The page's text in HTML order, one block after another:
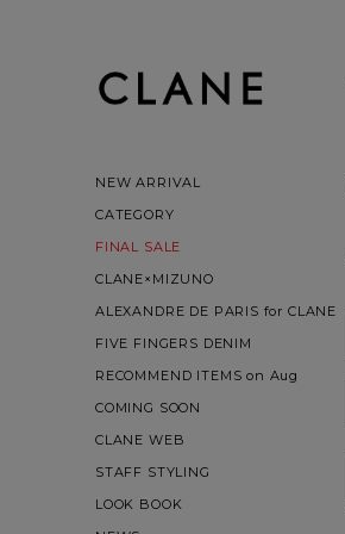
NEW ARRIVAL
CATEGORY
FINAL SALE
CLANE×MIZUNO
ALEXANDRE DE PARIS for CLANE
FIVE FINGERS DENIM
RECOMMEND ITEMS on Aug
COMING SOON
CLANE WEB
STAFF STYLING
LOOK BOOK